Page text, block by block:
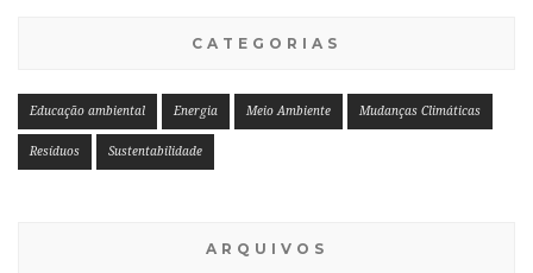
CATEGORIAS
Educação ambiental Energia Meio Ambiente Mudanças Climáticas
Resíduos Sustentabilidade
ARQUIVOS